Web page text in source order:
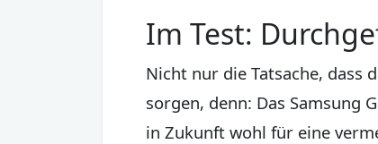
Im Test:
Nicht nur die Tatsache, dass
sorgen, denn: Das Samsung
in Zukunft wohl für eine